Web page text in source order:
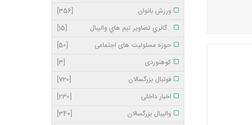
ورزش بانوان
[356]
..گالري تصاوير تيم هاي واليبال
[15]
حوزه مسئولیت های اجتماعی
[50]
کوهنوردی
[3]
فوتبال بزرگسالان
[720]
اخبار داخلی
[230]
والیبال بزرگسالان
[340]